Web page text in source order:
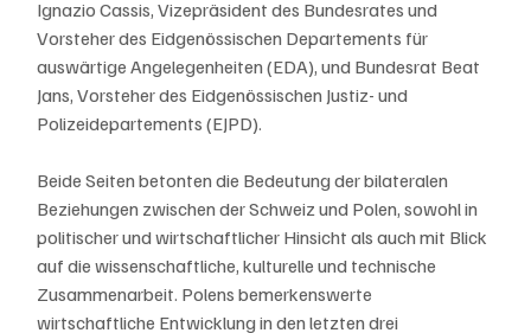
Ignazio Cassis, Vizepräsident des Bundesrates und
Vorsteher des Eidgenössischen Departements für
auswärtige Angelegenheiten (EDA), und Bundesrat Beat
Jans, Vorsteher des Eidgenössischen Justiz- und
Polizeidepartements (EJPD).
Beide Seiten betonten die Bedeutung der bilateralen
Beziehungen zwischen der Schweiz und Polen, sowohl in
politischer und wirtschaftlicher Hinsicht als auch mit Blick
auf die wissenschaftliche, kulturelle und technische
Zusammenarbeit. Polens bemerkenswerte
wirtschaftliche Entwicklung in den letzten drei